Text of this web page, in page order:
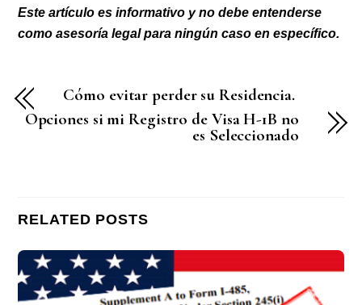
Este artículo es informativo y no debe entenderse
como asesoría legal para ningún caso en específico.
Cómo evitar perder su Residencia.
Opciones si mi Registro de Visa H-1B no
es Seleccionado
RELATED POSTS